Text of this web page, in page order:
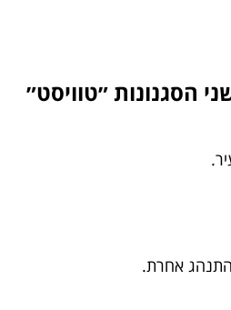
הסגנונות ״טוויסט״
אחרת.